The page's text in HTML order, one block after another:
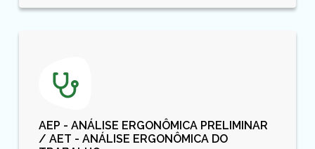
AEP - ANÁLISE ERGONÔMICA PRELIMINAR
/ AET - ANÁLISE ERGONÔMICA DO